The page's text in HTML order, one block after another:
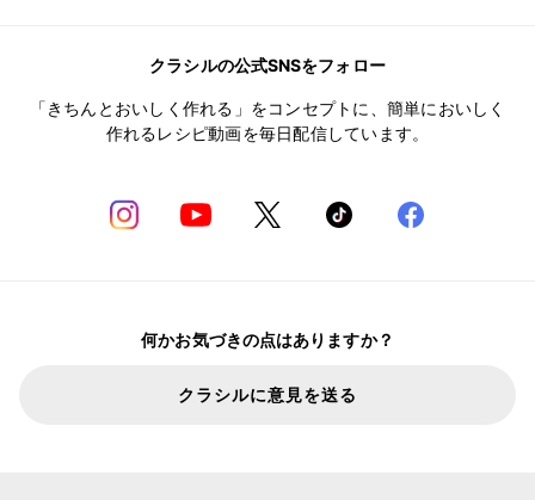
クラシルの公式SNSをフォロー
「きちんとおいしく作れる」をコンセプトに、簡単においしく
作れるレシピ動画を毎日配信しています。
何かお気づきの点はありますか？
クラシルに意見を送る